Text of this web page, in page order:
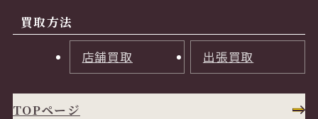
買取方法
店舗買取 出張買取
TOPページ